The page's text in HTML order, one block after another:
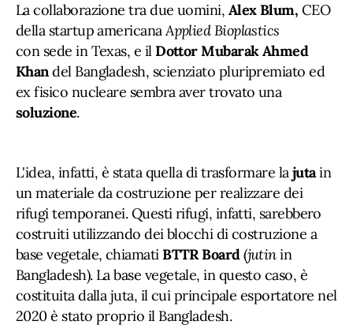
La collaborazione tra due uomini, Alex Blum, CEO
della startup americanaApplied Bioplastics
con sede in Texas, e ilDottor Mubarak Ahmed
Khandel Bangladesh, scienziato pluripremiato ed
ex fisico nucleare sembra aver trovato una
soluzione.
L'idea, infatti, è stata quella di trasformare lajutain
un materiale da costruzione per realizzare dei
rifugi temporanei. Questi rifugi, infatti, sarebbero
costruiti utilizzando dei blocchi di costruzione a
base vegetale, chiamatiBTTR Board(jutinin
Bangladesh). La base vegetale, in questo caso, è
costituita dalla juta, il cui principale esportatore nel
2020 è stato proprio il Bangladesh.